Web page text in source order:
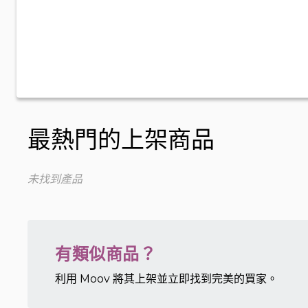
最熱門的上架商品
未找到產品
有類似商品？
利用 Moov 將其上架並立即找到完美的買家。